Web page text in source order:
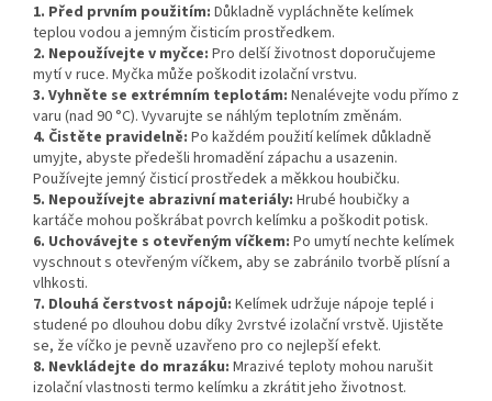
1. Před prvním použitím: Důkladně vypláchněte kelímek
teplou vodou a jemným čisticím prostředkem.
2. Nepoužívejte v myčce: Pro delší životnost doporučujeme
mytí v ruce. Myčka může poškodit izolační vrstvu.
3. Vyhněte se extrémním teplotám: Nenalévejte vodu přímo z
varu (nad 90 °C). Vyvarujte se náhlým teplotním změnám.
4. Čistěte pravidelně: Po každém použití kelímek důkladně
umyjte, abyste předešli hromadění zápachu a usazenin.
Používejte jemný čisticí prostředek a měkkou houbičku.
5. Nepoužívejte abrazivní materiály: Hrubé houbičky a
kartáče mohou poškrábat povrch kelímku a poškodit potisk.
6. Uchovávejte s otevřeným víčkem: Po umytí nechte kelímek
vyschnout s otevřeným víčkem, aby se zabránilo tvorbě plísní a
vlhkosti.
7. Dlouhá čerstvost nápojů: Kelímek udržuje nápoje teplé i
studené po dlouhou dobu díky 2vrstvé izolační vrstvě. Ujistěte
se, že víčko je pevně uzavřeno pro co nejlepší efekt.
8. Nevkládejte do mrazáku: Mrazivé teploty mohou narušit
izolační vlastnosti termo kelímku a zkrátit jeho životnost.